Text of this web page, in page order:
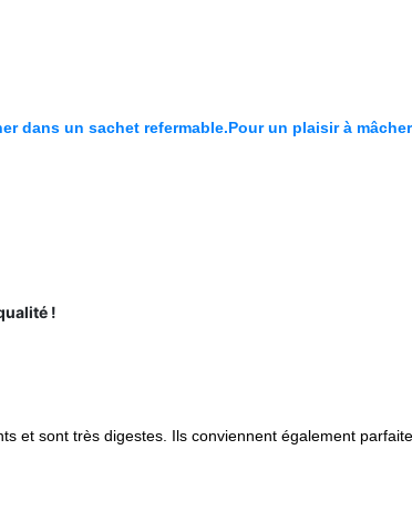
dans un sachet refermable.Pour un plaisir à
!
et sont très digestes. Ils conviennent également